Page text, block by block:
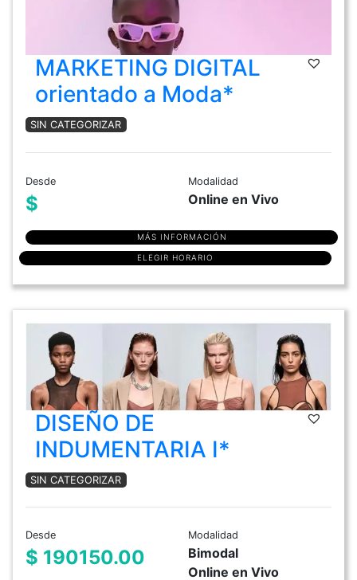
MARKETING DIGITAL
orientado a Moda*
SIN CATEGORIZAR
Desde
$
Modalidad
Online en Vivo
MÁS INFORMACIÓN
ELEGIR HORARIO
DISEÑO DE
INDUMENTARIA I*
SIN CATEGORIZAR
Desde
$ 190150.00
Modalidad
Bimodal
Online en Vivo